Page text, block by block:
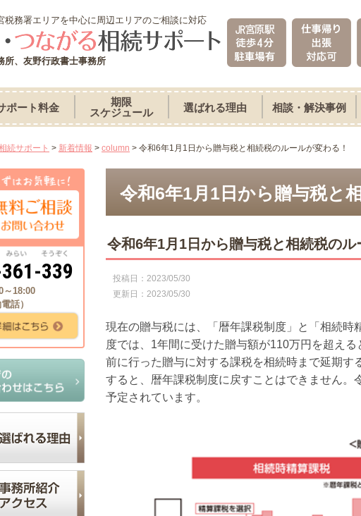
税務署エリアを中心に周辺エリアのご相談に対応
所、友野行政書士事務所
ポート料金
期限
スケジュール
選ばれる理由 相談・解決事例
続サポート > 新着情報 > column > 令和6年1月1日から贈与税と相続税のルールが変わる！
令和6年1月1日から贈与税と
令和6年1月1日から贈与税と相続税のル
2023/05/30
2023/05/30
現在の贈与税には、「暦年課税制度」と「相続時
度では、1年間に受けた贈与額が110万円を超え
前に行った贈与に対する課税を相続時まで延期
すると、暦年課税制度に戻すことはできません
予定されています。
339
～18:00
話）